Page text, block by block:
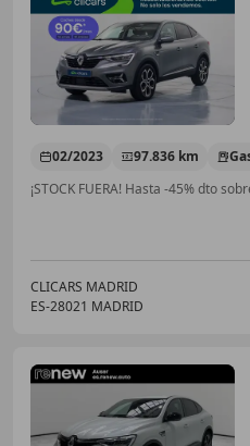
02/2023 97.836 km
¡STOCK FUERA! Hasta -45% dto
CLICARS MADRID
ES-28021 MADRID